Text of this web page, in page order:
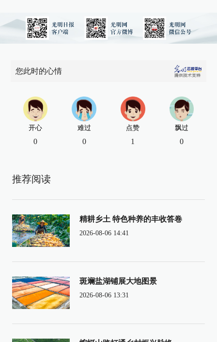
您此时的心情
开心
0
难过
0
点赞
1
飘过
0
推荐阅读
精耕乡土 特色种养的丰收答卷
2026-08-06 14:41
斑斓盐湖铺展大地图景
2026-08-06 13:31